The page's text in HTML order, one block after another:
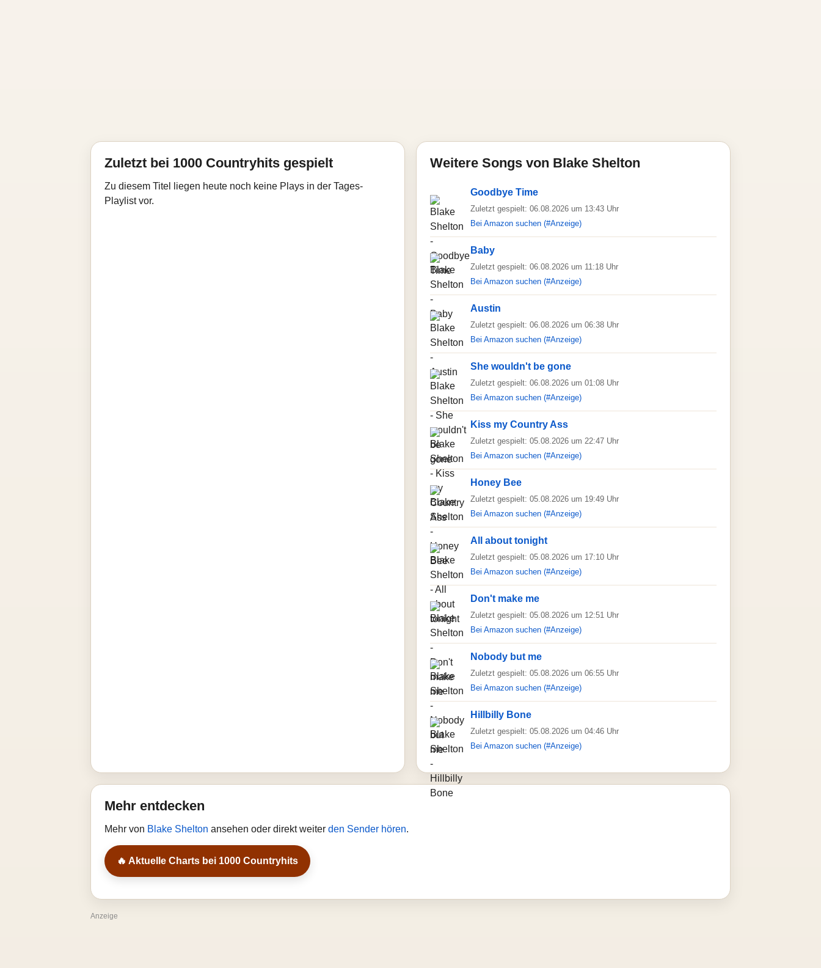
Zuletzt bei 1000 Countryhits gespielt
Zu diesem Titel liegen heute noch keine Plays in der Tages-
Playlist vor.
Weitere Songs von Blake Shelton
Goodbye Time
Zuletzt gespielt: 06.08.2026 um 13:43 Uhr
Bei Amazon suchen (#Anzeige)
Baby
Zuletzt gespielt: 06.08.2026 um 11:18 Uhr
Bei Amazon suchen (#Anzeige)
Austin
Zuletzt gespielt: 06.08.2026 um 06:38 Uhr
Bei Amazon suchen (#Anzeige)
She wouldn't be gone
Zuletzt gespielt: 06.08.2026 um 01:08 Uhr
Bei Amazon suchen (#Anzeige)
Kiss my Country Ass
Zuletzt gespielt: 05.08.2026 um 22:47 Uhr
Bei Amazon suchen (#Anzeige)
Honey Bee
Zuletzt gespielt: 05.08.2026 um 19:49 Uhr
Bei Amazon suchen (#Anzeige)
All about tonight
Zuletzt gespielt: 05.08.2026 um 17:10 Uhr
Bei Amazon suchen (#Anzeige)
Don't make me
Zuletzt gespielt: 05.08.2026 um 12:51 Uhr
Bei Amazon suchen (#Anzeige)
Nobody but me
Zuletzt gespielt: 05.08.2026 um 06:55 Uhr
Bei Amazon suchen (#Anzeige)
Hillbilly Bone
Zuletzt gespielt: 05.08.2026 um 04:46 Uhr
Bei Amazon suchen (#Anzeige)
Mehr entdecken
Mehr von Blake Shelton ansehen oder direkt weiter den Sender hören.
🔥 Aktuelle Charts bei 1000 Countryhits
Anzeige